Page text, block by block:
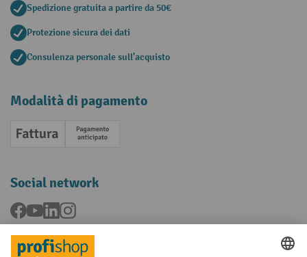
Spedizione gratuita a partire da 50€
Protezione sicura dei dati
Consulenza personale sull'acquisto
Modalità di pagamento
Fattura Pagamento anticipato
Social network
Facebook
YouTubeLinkedInInstagram